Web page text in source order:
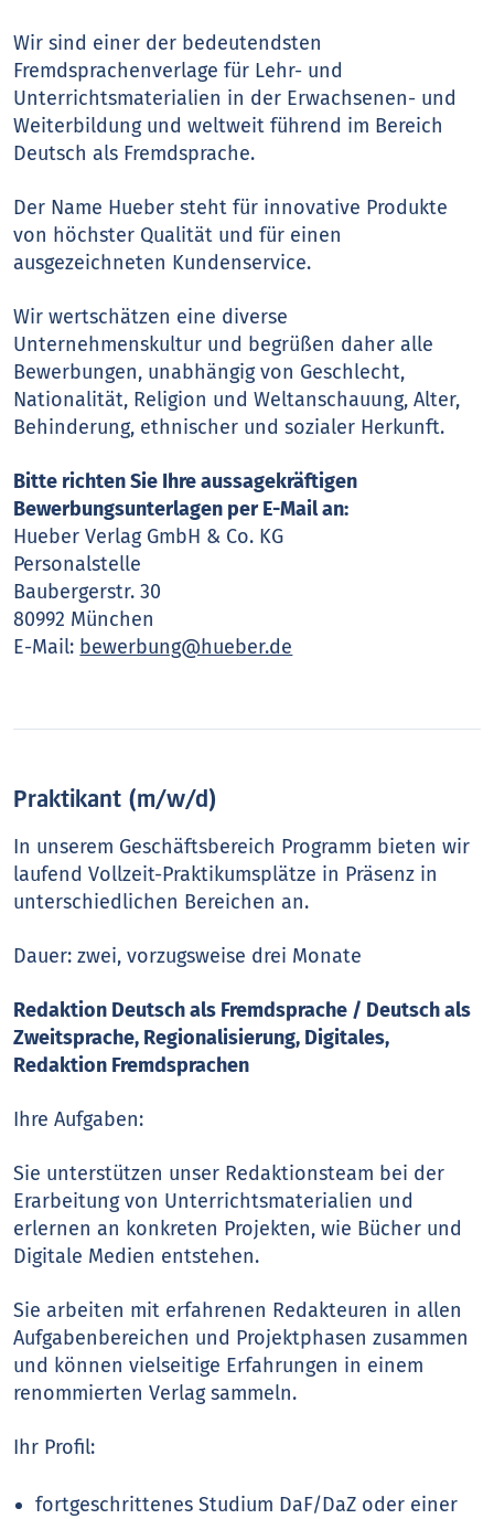
Wir sind einer der bedeutendsten
Fremdsprachenverlage für Lehr- und
Unterrichtsmaterialien in der Erwachsenen- und
Weiterbildung und weltweit führend im Bereich
Deutsch als Fremdsprache.
Der Name Hueber steht für innovative Produkte
von höchster Qualität und für einen
ausgezeichneten Kundenservice.
Wir wertschätzen eine diverse
Unternehmenskultur und begrüßen daher alle
Bewerbungen, unabhängig von Geschlecht,
Nationalität, Religion und Weltanschauung, Alter,
Behinderung, ethnischer und sozialer Herkunft.
Bitte richten Sie Ihre aussagekräftigen
Bewerbungsunterlagen per E-Mail an:
Hueber Verlag GmbH & Co. KG
Personalstelle
Baubergerstr. 30
80992 München
E-Mail: bewerbung@hueber.de
Praktikant (m/w/d)
In unserem Geschäftsbereich Programm bieten wir
laufend Vollzeit-Praktikumsplätze in Präsenz in
unterschiedlichen Bereichen an.
Dauer: zwei, vorzugsweise drei Monate
Redaktion Deutsch als Fremdsprache / Deutsch als
Zweitsprache, Regionalisierung, Digitales,
Redaktion Fremdsprachen
Ihre Aufgaben:
Sie unterstützen unser Redaktionsteam bei der
Erarbeitung von Unterrichtsmaterialien und
erlernen an konkreten Projekten, wie Bücher und
Digitale Medien entstehen.
Sie arbeiten mit erfahrenen Redakteuren in allen
Aufgabenbereichen und Projektphasen zusammen
und können vielseitige Erfahrungen in einem
renommierten Verlag sammeln.
Ihr Profil:
fortgeschrittenes Studium DaF/DaZ oder einer